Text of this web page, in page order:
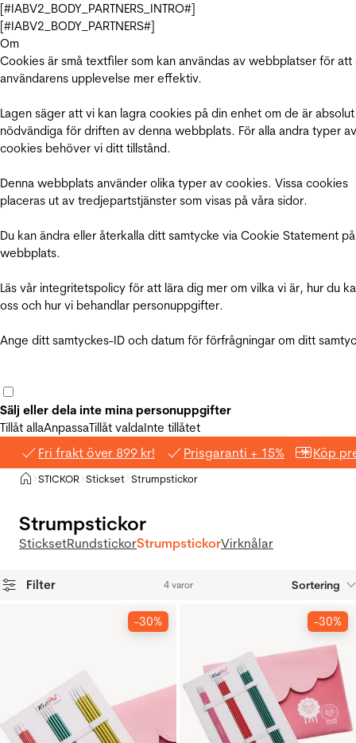
[#IABV2_BODY_PARTNERS_INTRO#]
[#IABV2_BODY_PARTNERS#]
Om
Cookies är små textfiler som kan användas av webbplatser för att
användarens upplevelse mer effektiv.
Lagen säger att vi kan lagra cookies på din enhet om de är absolut
nödvändiga för driften av denna webbplats. För alla andra typer av
cookies behöver vi ditt tillstånd.
Denna webbplats använder olika typer av cookies. Vissa cookies
placeras ut av tredjepartstjänster som visas på våra sidor.
Du kan ändra eller återkalla ditt samtycke via Cookie Statement
webbplats.
Läs vår integritetspolicy för att lära dig mer om vilka vi är, hur du
oss och hur vi behandlar personuppgifter.
Ange ditt samtyckes-ID och datum för förfrågningar om ditt
Sälj eller dela inte mina personuppgifter
Tillåt allaAnpassaTillåt valdaInte tillåtet
Fri frakt över 899 kr! Prisgaranti + 15% Köp
Hem
>STICKOR >Stickset >Strumpstickor
Strumpstickor
SticksetRundstickorStrumpstickorVirknålar
Filter 4 varor Sortering
-30% -30%